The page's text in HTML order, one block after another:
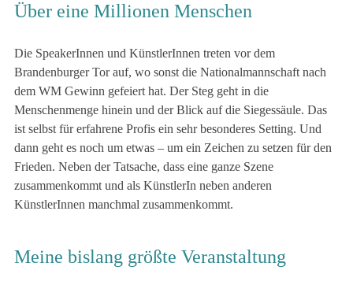
Über eine Millionen Menschen
Die SpeakerInnen und KünstlerInnen treten vor dem
Brandenburger Tor auf, wo sonst die Nationalmannschaft nach
dem WM Gewinn gefeiert hat. Der Steg geht in die
Menschenmenge hinein und der Blick auf die Siegessäule. Das
ist selbst für erfahrene Profis ein sehr besonderes Setting. Und
dann geht es noch um etwas – um ein Zeichen zu setzen für den
Frieden. Neben der Tatsache, dass eine ganze Szene
zusammenkommt und als KünstlerIn neben anderen
KünstlerInnen manchmal zusammenkommt.
Meine bislang größte Veranstaltung